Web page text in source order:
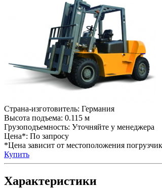
Страна-изготовитель: Германия
Высота подъема: 0.115 м
Грузоподъемность: Уточняйте у менеджера
Цена*: По запросу
*Цена зависит от местоположения
Купить
Характеристики